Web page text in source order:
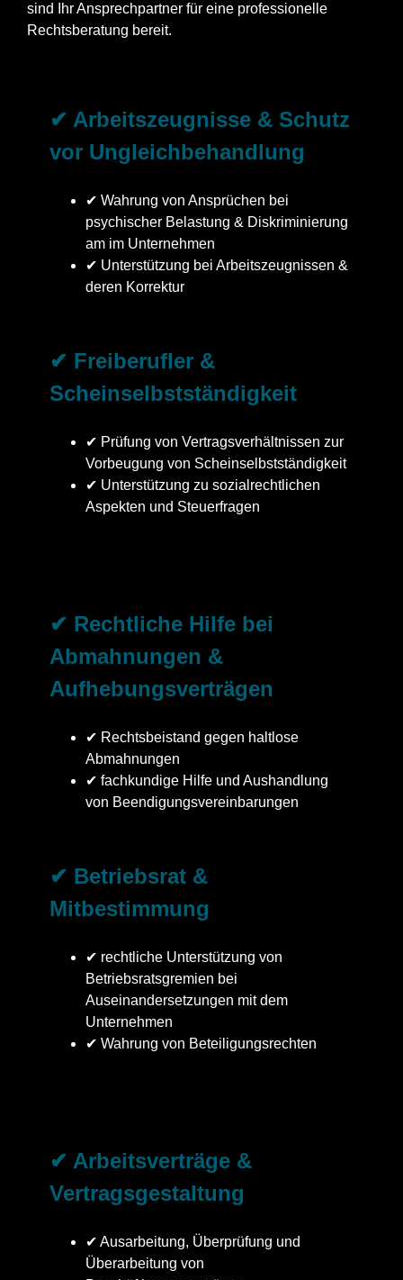
sind Ihr Ansprechpartner für eine professionelle
Rechtsberatung bereit.
✔ Arbeitszeugnisse & Schutz
vor Ungleichbehandlung
✔ Wahrung von Ansprüchen bei
psychischer Belastung & Diskriminierung
am im Unternehmen
✔ Unterstützung bei Arbeitszeugnissen &
deren Korrektur
✔ Freiberufler &
Scheinselbstständigkeit
✔ Prüfung von Vertragsverhältnissen zur
Vorbeugung von Scheinselbstständigkeit
✔ Unterstützung zu sozialrechtlichen
Aspekten und Steuerfragen
✔ Rechtliche Hilfe bei
Abmahnungen &
Aufhebungsverträgen
✔ Rechtsbeistand gegen haltlose
Abmahnungen
✔ fachkundige Hilfe und Aushandlung
von Beendigungsvereinbarungen
✔ Betriebsrat &
Mitbestimmung
✔ rechtliche Unterstützung von
Betriebsratsgremien bei
Auseinandersetzungen mit dem
Unternehmen
✔ Wahrung von Beteiligungsrechten
✔ Arbeitsverträge &
Vertragsgestaltung
✔ Ausarbeitung, Überprüfung und
Überarbeitung von